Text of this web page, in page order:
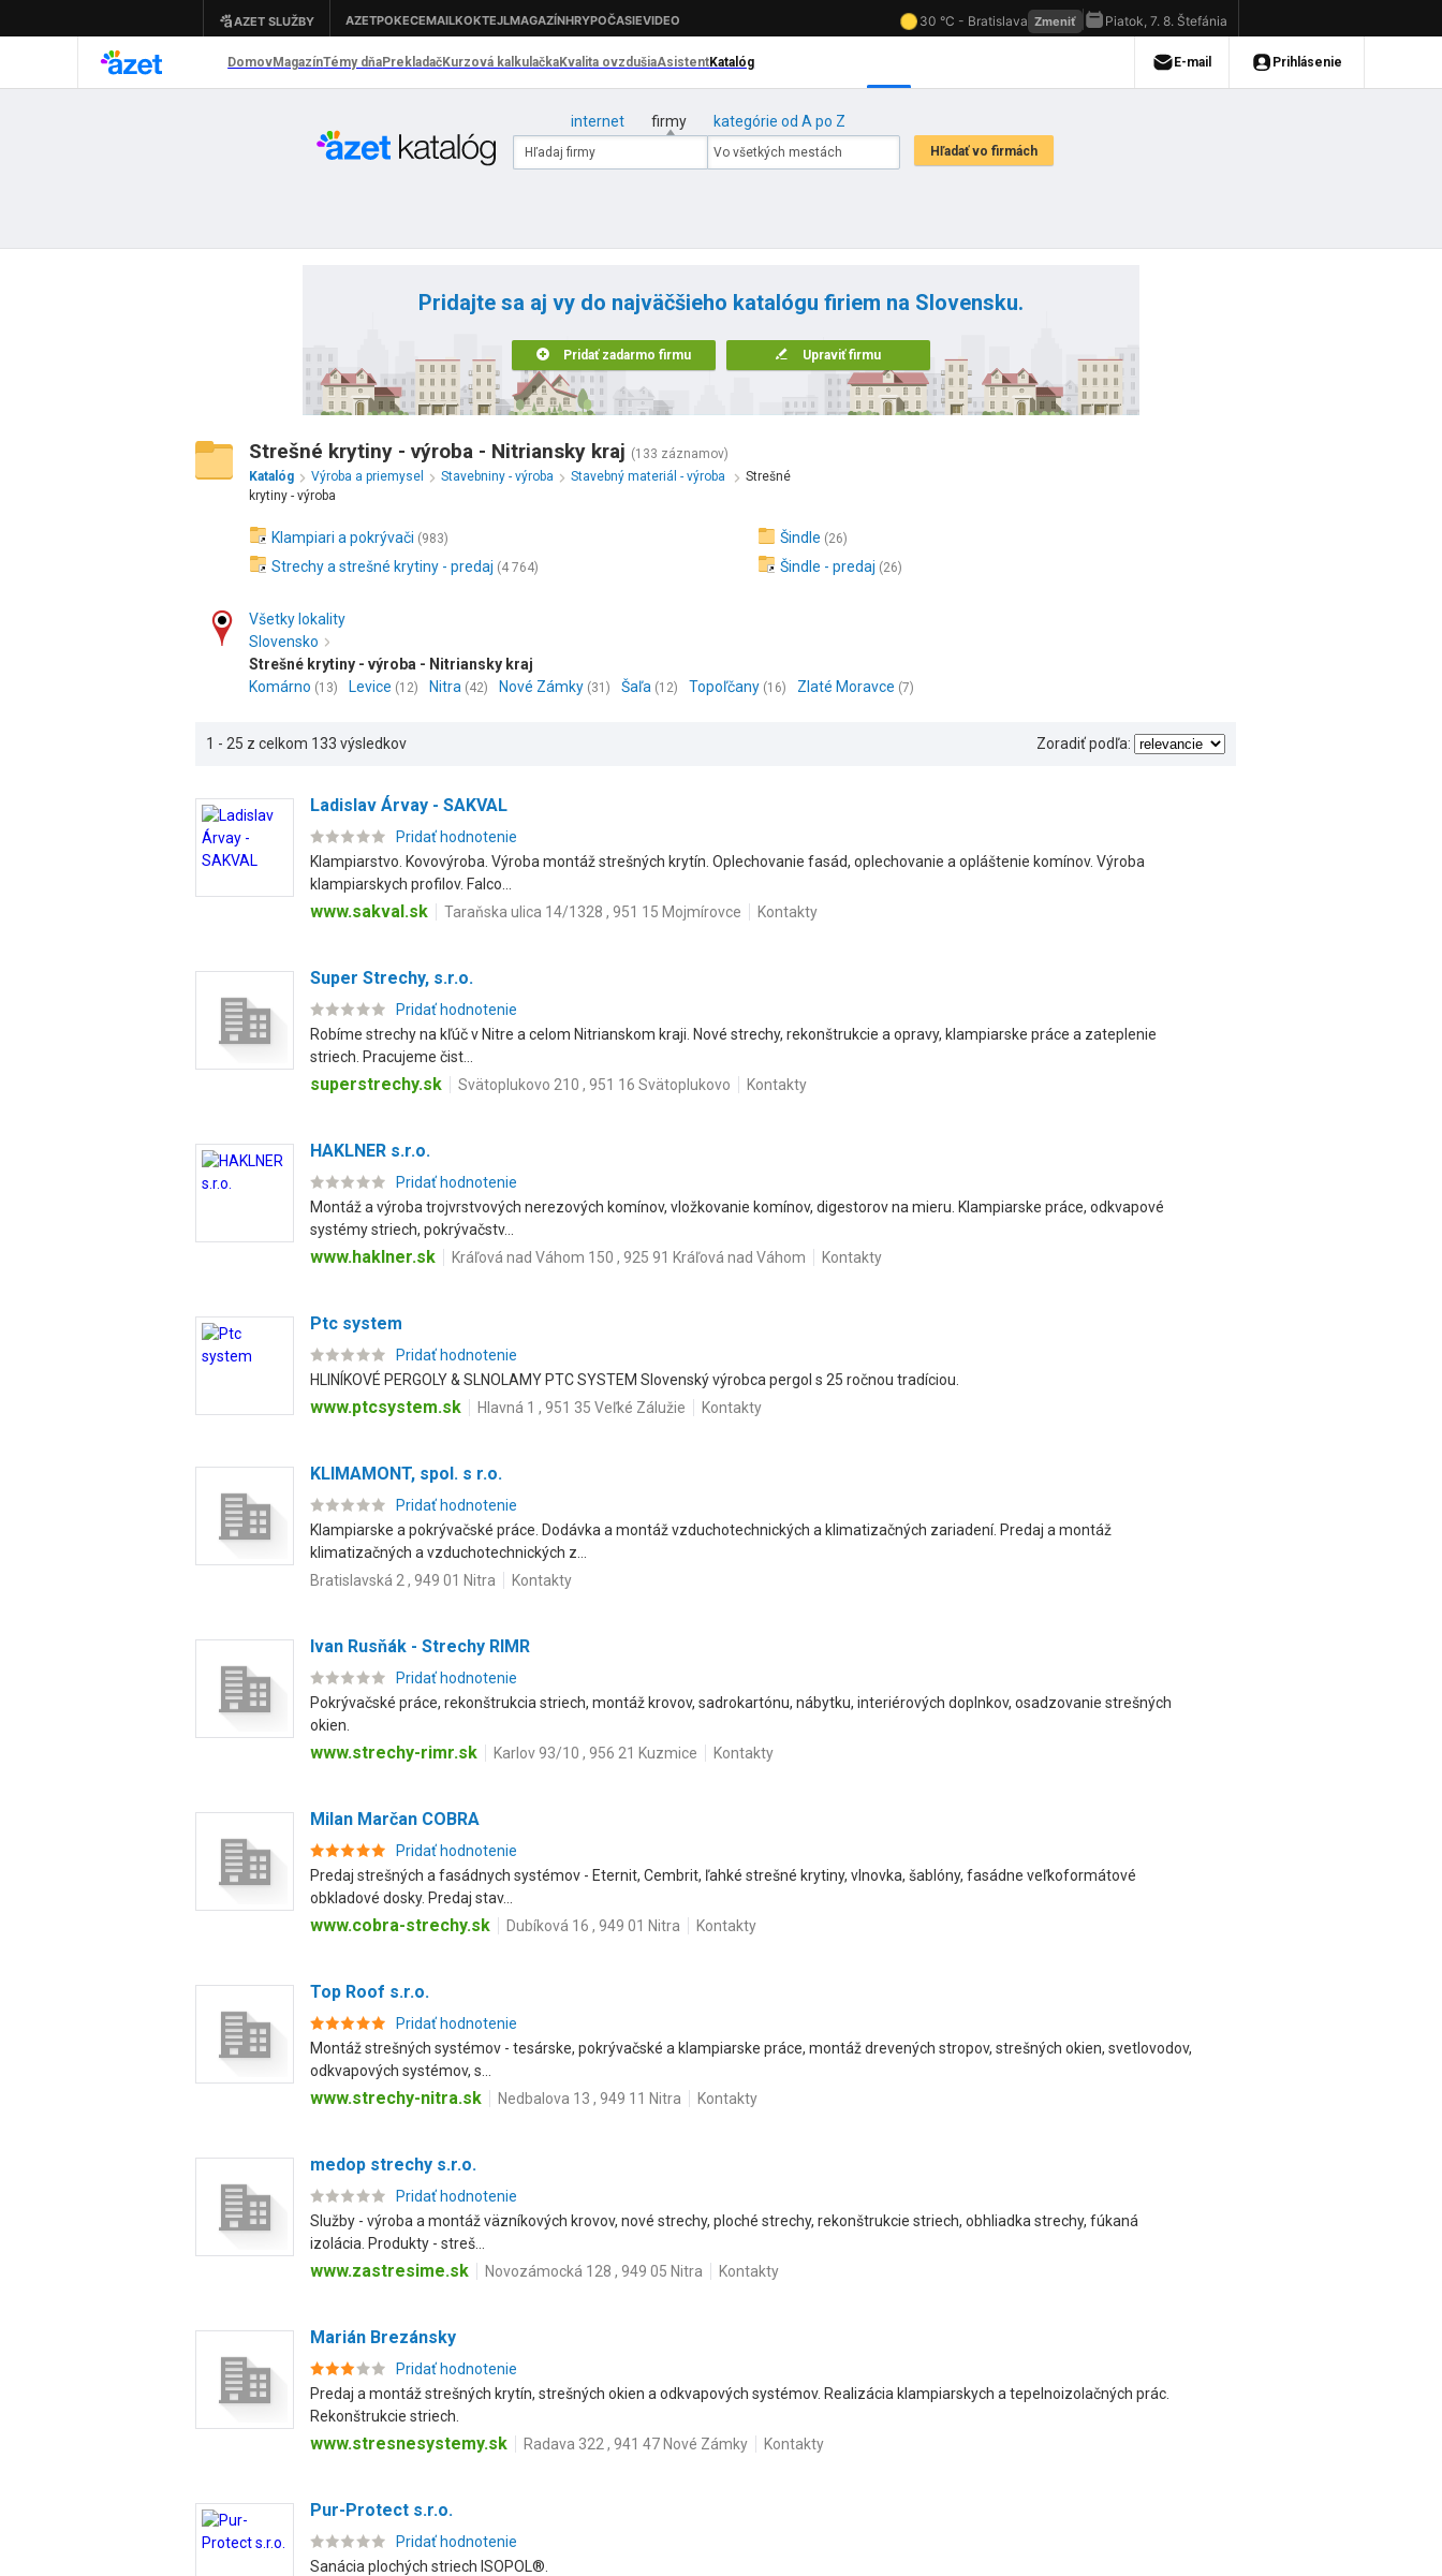
internet firmy kategórie od A po Z
Pridajte sa aj vy do najväčšieho katalógu firiem na Slovensku.
Pridať zadarmo firmu Upraviť firmu
Strešné krytiny - výroba - Nitriansky kraj (133 záznamov)
Katalóg
Výroba a priemysel Stavebniny - výroba Stavebný materiál - výroba
Strešné
krytiny - výroba
Klampiari a pokrývači (983)
Strechy a strešné krytiny - predaj (4 764)
Šindle (26)
Šindle - predaj (26)
Všetky lokality
Slovensko
Strešné krytiny - výroba - Nitriansky kraj
Komárno (13) Levice (12) Nitra (42) Nové Zámky (31) Šaľa (12) Topoľčany (16) Zlaté Moravce (7)
1 - 25 z celkom 133 výsledkov Zoradiť podľa:
Ladislav Árvay - SAKVAL
Pridať hodnotenie
Klampiarstvo. Kovovýroba. Výroba montáž strešných krytín. Oplechovanie fasád, oplechovanie a opláštenie komínov. Výroba
klampiarskych profilov. Falco...
www.sakval.sk Taraňska ulica 14/1328 , 951 15 Mojmírovce Kontakty
Super Strechy, s.r.o.
Pridať hodnotenie
Robíme strechy na kľúč v Nitre a celom Nitrianskom kraji. Nové strechy, rekonštrukcie a opravy, klampiarske práce a zateplenie
striech. Pracujeme čist...
superstrechy.sk Svätoplukovo 210 , 951 16 Svätoplukovo Kontakty
HAKLNER s.r.o.
Pridať hodnotenie
Montáž a výroba trojvrstvových nerezových komínov, vložkovanie komínov, digestorov na mieru. Klampiarske práce, odkvapové
systémy striech, pokrývačstv...
www.haklner.sk Kráľová nad Váhom 150 , 925 91 Kráľová nad Váhom Kontakty
Ptc system
Pridať hodnotenie
HLINÍKOVÉ PERGOLY & SLNOLAMY PTC SYSTEM Slovenský výrobca pergol s 25 ročnou tradíciou.
www.ptcsystem.sk Hlavná 1 , 951 35 Veľké Zálužie Kontakty
KLIMAMONT, spol. s r.o.
Pridať hodnotenie
Klampiarske a pokrývačské práce. Dodávka a montáž vzduchotechnických a klimatizačných zariadení. Predaj a montáž
klimatizačných a vzduchotechnických z...
Bratislavská 2 , 949 01 Nitra
Kontakty
Ivan Rusňák - Strechy RIMR
Pridať hodnotenie
Pokrývačské práce, rekonštrukcia striech, montáž krovov, sadrokartónu, nábytku, interiérových doplnkov, osadzovanie strešných
okien.
www.strechy-rimr.sk Karlov 93/10 , 956 21 Kuzmice Kontakty
Milan Marčan COBRA
Pridať hodnotenie
Predaj strešných a fasádnych systémov - Eternit, Cembrit, ľahké strešné krytiny, vlnovka, šablóny, fasádne veľkoformátové
obkladové dosky. Predaj stav...
www.cobra-strechy.sk Dubíková 16 , 949 01 Nitra Kontakty
Top Roof s.r.o.
Pridať hodnotenie
Montáž strešných systémov - tesárske, pokrývačské a klampiarske práce, montáž drevených stropov, strešných okien, svetlovodov,
odkvapových systémov, s...
www.strechy-nitra.sk Nedbalova 13 , 949 11 Nitra Kontakty
medop strechy s.r.o.
Pridať hodnotenie
Služby - výroba a montáž väzníkových krovov, nové strechy, ploché strechy, rekonštrukcie striech, obhliadka strechy, fúkaná
izolácia. Produkty - streš...
www.zastresime.sk Novozámocká 128 , 949 05 Nitra Kontakty
Marián Brezánsky
Pridať hodnotenie
Predaj a montáž strešných krytín, strešných okien a odkvapových systémov. Realizácia klampiarskych a tepelnoizolačných prác.
Rekonštrukcie striech.
www.stresnesystemy.sk Radava 322 , 941 47 Nové Zámky Kontakty
Pur-Protect s.r.o.
Pridať hodnotenie
Sanácia plochých striech ISOPOL®.